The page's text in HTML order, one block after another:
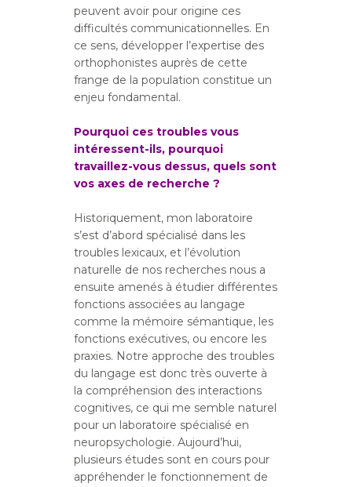
peuvent avoir pour origine ces
difficultés communicationnelles. En
ce sens, développer l’expertise des
orthophonistes auprès de cette
frange de la population constitue un
enjeu fondamental.
Pourquoi ces troubles vous
intéressent-ils, pourquoi
travaillez-vous dessus, quels sont
vos axes de recherche ?
Historiquement, mon laboratoire
s’est d’abord spécialisé dans les
troubles lexicaux, et l’évolution
naturelle de nos recherches nous a
ensuite amenés à étudier différentes
fonctions associées au langage
comme la mémoire sémantique, les
fonctions exécutives, ou encore les
praxies. Notre approche des troubles
du langage est donc très ouverte à
la compréhension des interactions
cognitives, ce qui me semble naturel
pour un laboratoire spécialisé en
neuropsychologie. Aujourd’hui,
plusieurs études sont en cours pour
appréhender le fonctionnement de